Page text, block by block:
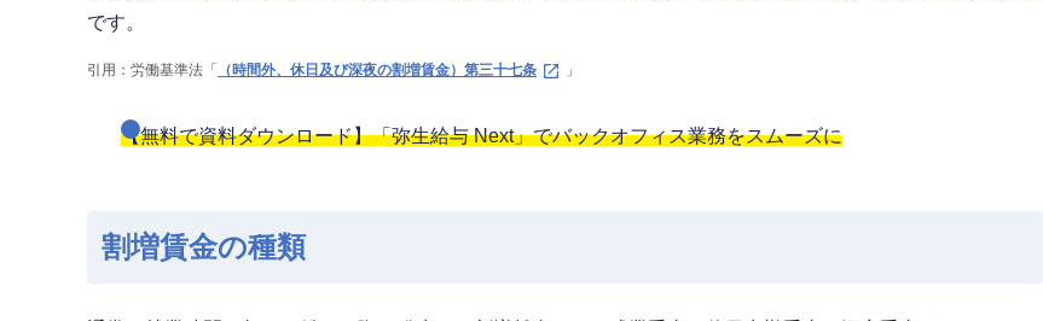
です。
引用：労働基準法「 （時間外、休日及び深夜の割増賃金）第三十七条 」
【無料で資料ダウンロード】「弥生給与 Next」でバックオフィス業務をスムーズに
割増賃金の種類